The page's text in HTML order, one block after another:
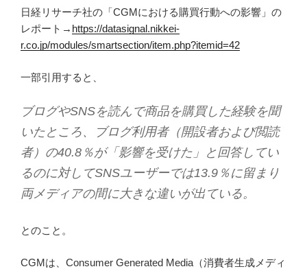
日経リサーチ社の「CGMにおける購買行動への影響」の
レポート→ https://datasignal.nikkei-
r.co.jp/modules/smartsection/item.php?itemid=42
一部引用すると、
ブログやSNSを読んで商品を購買した経験を聞
いたところ、ブログ利用者（開設者および閲読
者）の40.8％が「影響を受けた」と回答してい
るのに対してSNSユーザーでは13.9％に留まり
両メディアの間に大きな違いが出ている。
とのこと。
CGMは、Consumer Generated Media（消費者生成メディ